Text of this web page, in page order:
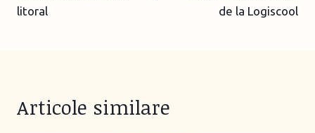
litoral
de la Logiscool
Articole similare